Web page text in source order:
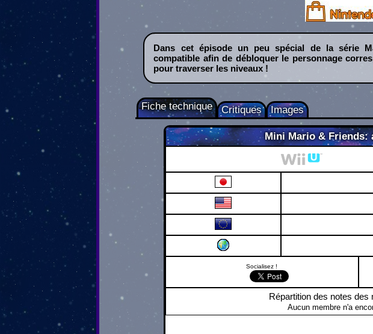
Dans cet épisode un peu spécial de la série
compatible afin de débloquer le personnage
pour traverser les niveaux !
Mini Mario & Friends:
Wii U
Socialisez !
Répartition des notes
Aucun membre n'a
Fiche technique Critiques Images